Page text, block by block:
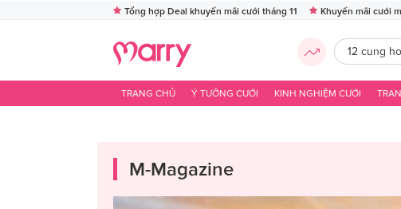
Tổng hợp Deal khuyến mãi cưới tháng 11 Khuyến mãi cưới
12 cung
TRANG CHỦ Ý TƯỞNG CƯỚI KINH NGHIỆM CƯỚI
M-Magazine